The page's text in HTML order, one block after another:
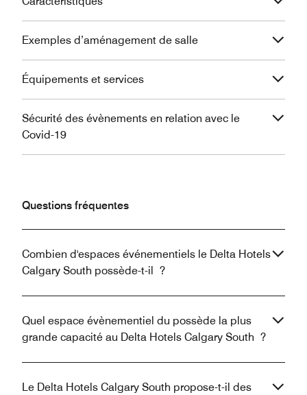
Exemples d’aménagement de salle
Équipements et services
Sécurité des évènements en relation avec le
Covid-19
Questions fréquentes
Combien d'espaces événementiels le Delta Hotels
Calgary South possède-t-il ?
Quel espace évènementiel du possède la plus
grande capacité au Delta Hotels Calgary South ?
Le Delta Hotels Calgary South propose-t-il des